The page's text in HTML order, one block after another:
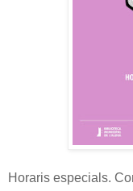
Horaris especials.